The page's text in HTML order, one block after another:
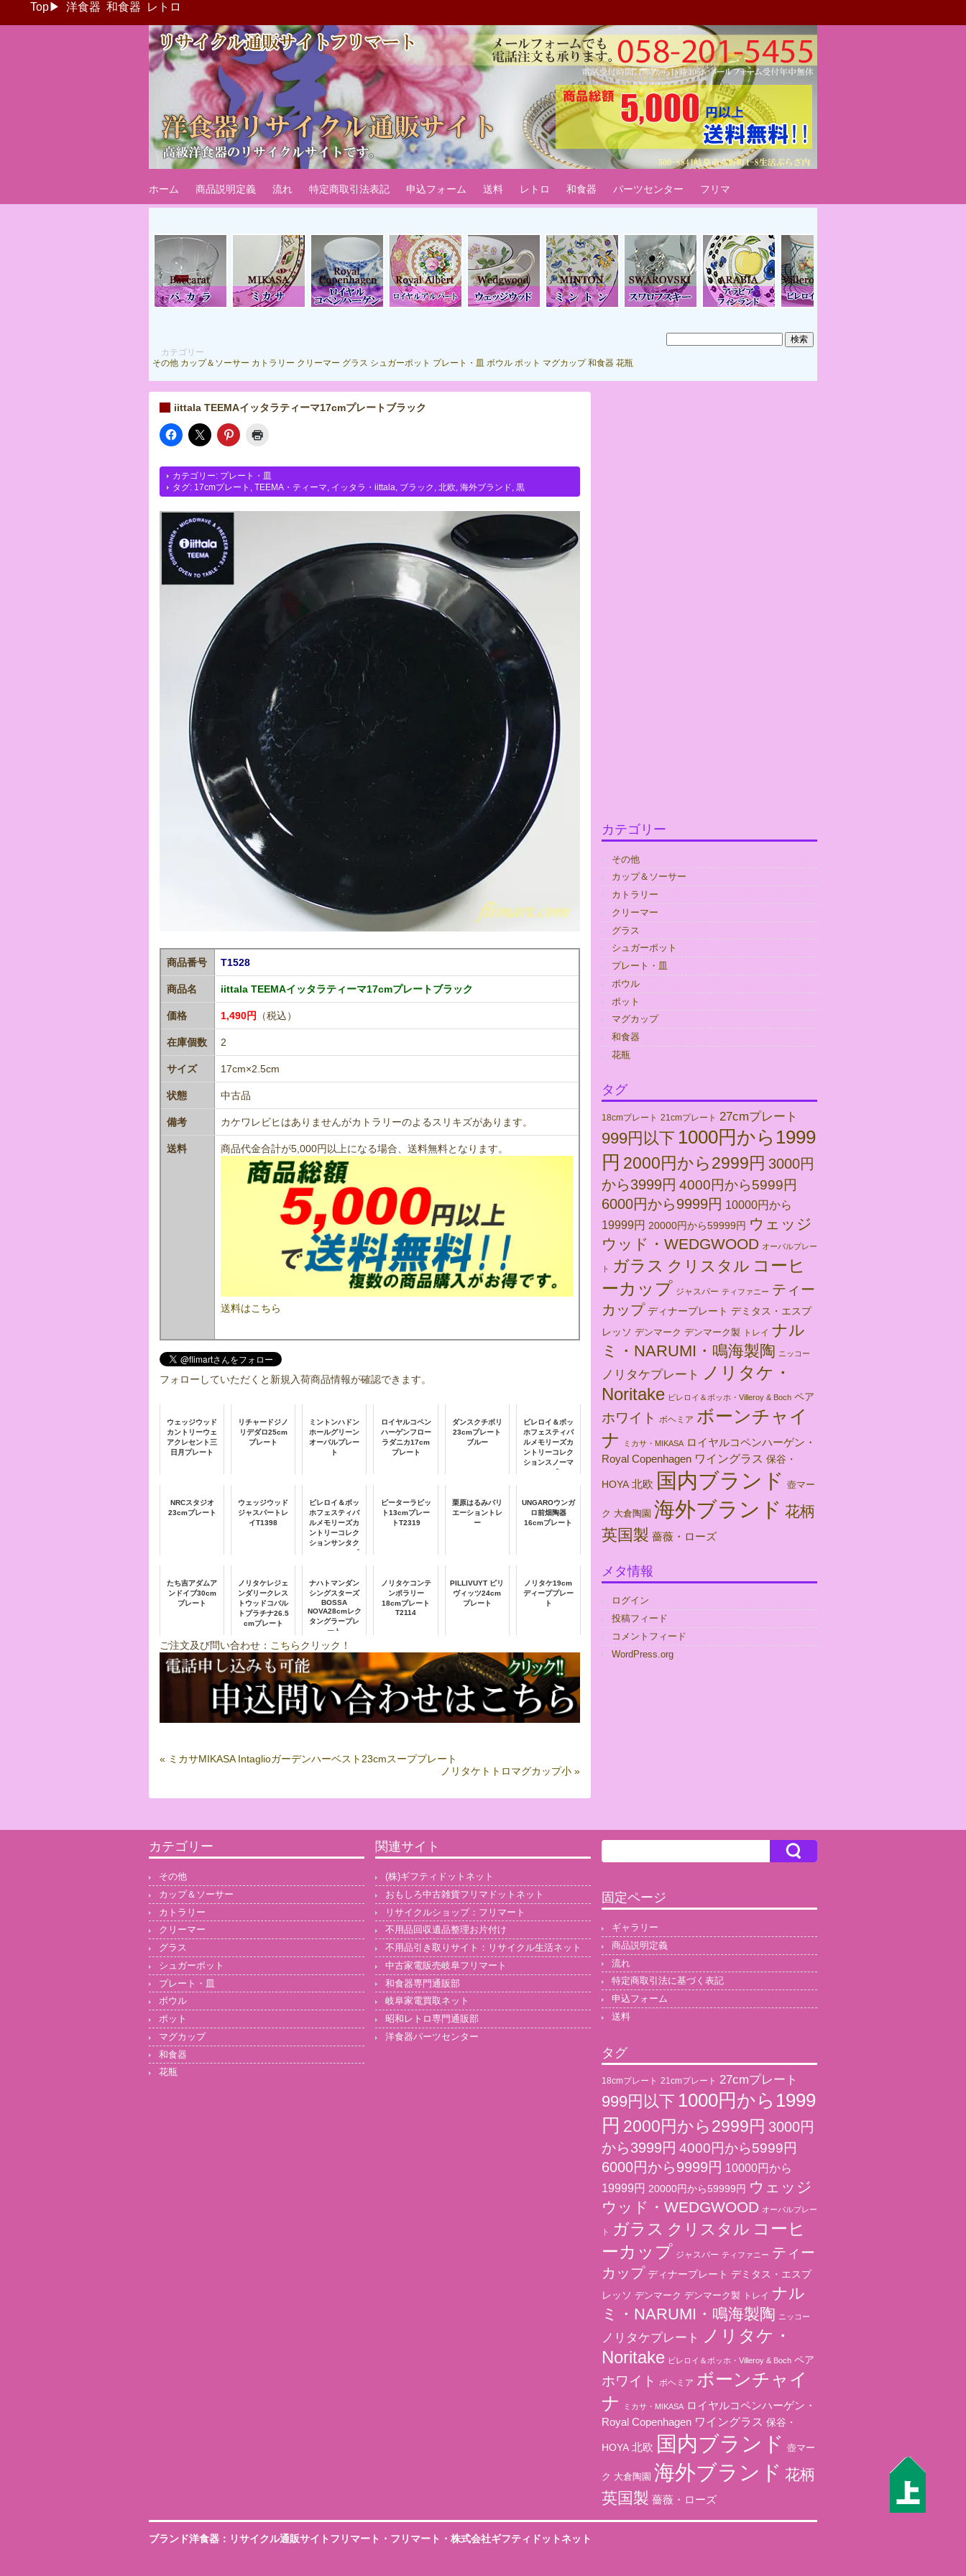
Top▶ 洋食器 和食器 レトロ
ブランド洋食器：リサイクル通販サイトフリマート
海外国内ブランド洋食器・カップ＆ソーサー椀皿などのテーブルウェアリサイクル通販サイトです。
ホーム 商品説明定義 流れ 特定商取引法表記 申込フォーム 送料 レトロ 和食器 パーツセンター フリマ
カテゴリー
その他 カップ＆ソーサー カトラリー クリーマー グラス シュガーポット プレート・皿 ボウル ポット マグカップ 和食器 花瓶
iittala TEEMAイッタラティーマ17cmプレートブラック
カテゴリー: プレート・皿
タグ: 17cmプレート TEEMA・ティーマ イッタラ・iittala ブラック 北欧 海外ブランド 黒
商品番号 T1528
商品名 iittala TEEMAイッタラティーマ17cmプレートブラック
価格 1,490円 （税込）
在庫個数 2
サイズ 17cm×2.5cm
状態 中古品
備考 カケワレビヒはありませんがカトラリーのよるスリキズがあります。
送料 商品代金合計が5,000円以上になる場合、送料無料となります。
送料はこちら
フォローしていただくと新規入荷商品情報が確認できます。
ウェッジウッド
カントリーウェ
アクレセント三
日月プレート
リチャードジノ
リデダロ25cm
プレート
ミントンハドン
ホールグリーン
オーバルプレー
ト
ロイヤルコペン
ハーゲンフロー
ラダニカ17cm
プレート
ダンスクチボリ
23cmプレート
ブルー
ビレロイ＆ボッ
ホフェスティバ
ルメモリーズカ
ントリーコレク
ションスノーマ
ン22cmプレー
NRCスタジオ
23cmプレート
ウェッジウッド
ジャスパートレ
イT1398
ビレロイ＆ボッ
ホフェスティバ
ルメモリーズカ
ントリーコレク
ションサンタク
ロース22cmプ
ピーターラビッ
ト13cmプレー
トT2319
栗原はるみバリ
エーショントレ
ー
UNGAROウンガ
ロ前畑陶器
16cmプレート
たち吉アダムア
ンドイブ30cm
プレート
ノリタケレジェ
ンダリークレス
トウッドコバル
トプラチナ26.5
cmプレート
ナハトマンダン
シングスターズ
BOSSA
NOVA28cmレク
タングラープレ
ート
ノリタケコンテ
ンポラリー
18cmプレート
T2114
PILLIVUYT ピリ
ヴィッツ24cm
プレート
ノリタケ19cm
ディーププレー
ト
ご注文及び問い合わせ： こちらクリック！
« ミカサMIKASA Intaglioガーデンハーベスト23cmスーププレート
ノリタケトトロマグカップ小 »
カテゴリー
その他
カップ＆ソーサー
カトラリー
クリーマー
グラス
シュガーポット
プレート・皿
ボウル
ポット
マグカップ
和食器
花瓶
タグ
18cmプレート 21cmプレート 27cmプレート
999円以下 1000円から1999
円 2000円から2999円 3000円
から3999円 4000円から5999円
6000円から9999円 10000円から
19999円 20000円から59999円 ウェッジ
ウッド・WEDGWOOD オーバルプレー
ト ガラス クリスタル コーヒ
ーカップ ジャスパー ティファニー ティー
カップ ディナープレート デミタス・エスプ
レッソ デンマーク デンマーク製 トレイ ナル
ミ・NARUMI・鳴海製陶 ニッコー
ノリタケプレート
ノリタケ・
Noritake ビレロイ＆ボッホ・Villeroy & Boch ペア
ホワイト ボヘミア ボーンチャイ
ナ
ミカサ・MIKASA ロイヤルコペンハーゲン・
Royal Copenhagen ワイングラス 保谷・
HOYA 北欧 国内ブランド 壺マー
ク 大倉陶園 海外ブランド 花柄
英国製 薔薇・ローズ
メタ情報
ログイン
投稿フィード
コメントフィード
WordPress.org
カテゴリー
その他
カップ＆ソーサー
カトラリー
クリーマー
グラス
シュガーポット
プレート・皿
ボウル
ポット
マグカップ
和食器
花瓶
関連サイト
(株)ギフティドットネット
おもしろ中古雑貨フリマドットネット
リサイクルショップ：フリマート
不用品回収遺品整理お片付け
不用品引き取りサイト：リサイクル生活ネット
中古家電販売岐阜フリマート
和食器専門通販部
岐阜家電買取ネット
昭和レトロ専門通販部
洋食器パーツセンター
固定ページ
ギャラリー
商品説明定義
流れ
特定商取引法に基づく表記
申込フォーム
送料
タグ
18cmプレート 21cmプレート 27cmプレート
999円以下 1000円から1999
円 2000円から2999円 3000円
から3999円 4000円から5999円
6000円から9999円 10000円から
19999円 20000円から59999円 ウェッジ
ウッド・WEDGWOOD オーバルプレー
ト ガラス クリスタル コーヒ
ーカップ ジャスパー ティファニー ティー
カップ ディナープレート デミタス・エスプ
レッソ デンマーク デンマーク製 トレイ ナル
ミ・NARUMI・鳴海製陶 ニッコー
ノリタケプレート
ノリタケ・
Noritake ビレロイ＆ボッホ・Villeroy & Boch ペア
ホワイト ボヘミア ボーンチャイ
ナ
ミカサ・MIKASA ロイヤルコペンハーゲン・
Royal Copenhagen ワイングラス 保谷・
HOYA 北欧 国内ブランド 壺マー
ク 大倉陶園 海外ブランド 花柄
英国製 薔薇・ローズ
ブランド洋食器：リサイクル通販サイトフリマート ・ フリマート ・株式会社ギフティドットネット